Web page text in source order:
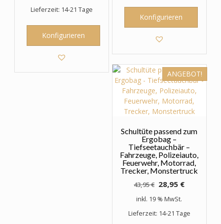
43,95 €28,95 €.
Lieferzeit: 14-21 Tage
Konfigurieren
Konfigurieren
ANGEBOT!
Schultüte passend zum
Ergobag –
Tiefseetauchbär –
Fahrzeuge, Polizeiauto,
Feuerwehr, Motorrad,
Trecker, Monstertruck
43,95€ Ursprünglicher
43,95 €
28,95 €Aktueller
28,95 €.
inkl. 19 % MwSt.
Lieferzeit: 14-21 Tage